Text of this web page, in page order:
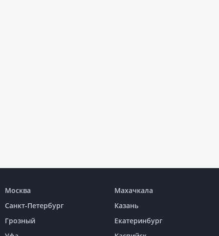
Москва
Махачкала
Санкт-Петербург
Казань
Грозный
Екатеринбург